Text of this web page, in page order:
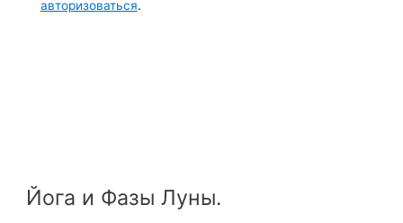
авторизоваться.
Йога и Фазы Луны.